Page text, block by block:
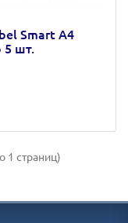
Smart А4
5 шт.
1 страниц)